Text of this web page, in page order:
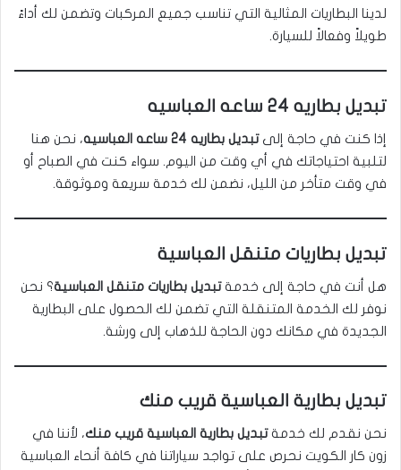
لدينا البطاريات المثالية التي تناسب جميع المركبات وتضمن لك أداءً
طويلاً وفعالاً للسيارة.
تبديل بطاريه 24 ساعه العباسيه
إذا كنت في حاجة إلىتبديل بطاريه 24 ساعه العباسيه
، نحن هنا
لتلبية احتياجاتك في أي وقت من اليوم. سواء كنت في الصباح أو
في وقت متأخر من الليل، نضمن لك خدمة سريعة وموثوقة.
تبديل بطاريات متنقل العباسية
هل أنت في حاجة إلى خدمةتبديل بطاريات متنقل العباسية؟ نحن
نوفر لك الخدمة المتنقلة التي تضمن لك الحصول على البطارية
الجديدة في مكانك دون الحاجة للذهاب إلى ورشة.
تبديل بطارية العباسية قريب منك
نحن نقدم لك خدمةتبديل بطارية العباسية قريب منك، لأننا في
زون كار الكويت نحرص على تواجد سياراتنا في كافة أنحاء العباسية